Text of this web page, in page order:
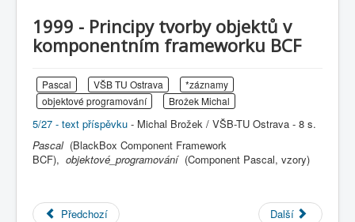
Cíle expozice
Současnost SW a IT
Historické počítače
COBOL
1999 - Principy tvorby objektů v
komponentním frameworku BCF
Pascal VŠB TU Ostrava
*záznamy
objektové programování
Brožek Michal
5/27 - text příspěvku - Michal Brožek / VŠB-TU Ostrava - 8 s.
Pascal (BlackBox Component Framework
BCF), objektové_programování (Component Pascal, vzory)
Předchozí Další